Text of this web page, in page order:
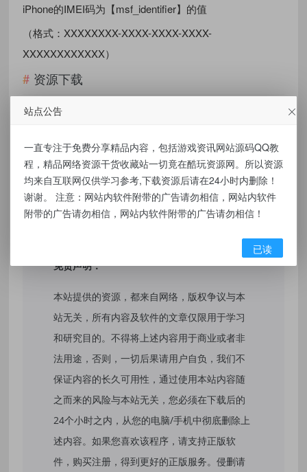
iPhone的IMEI码为【msf_identifier】的值
（格式：XXXXXXXX-XXXX-XXXX-XXXX-
XXXXXXXXXXXX）
资源下载
点击下载
有价值(0) 无价值(0)
标签： 自定义改QQ在线状态新增iPhone16
免责声明：
本站提供的资源，都来自网络，版权争议与本
站无关，所有内容及软件的文章仅限用于学习
和研究目的。不得将上述内容用于商业或者非
法用途，否则，一切后果请用户自负，我们不
保证内容的长久可用性，通过使用本站内容随
之而来的风险与本站无关，您必须在下载后的
24个小时之内，从您的电脑/手机中彻底删除上
述内容。如果您喜欢该程序，请支持正版软
件，购买注册，得到更好的正版服务。侵删请
站点公告
一直专注于免费分享精品内容，包括游戏资讯网站源码QQ教
程，精品网络资源干货收藏站一切竟在酷玩资源网。所以资源
均来自互联网仅供学习参考,下载资源后请在24小时内删除！
谢谢。 注意：网站内软件附带的广告请勿相信，网站内软件
附带的广告请勿相信，网站内软件附带的广告请勿相信！
已读